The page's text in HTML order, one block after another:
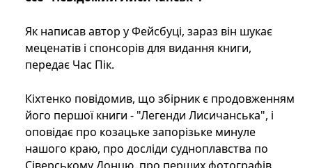
Як написав автор у Фейсбуці, зараз він шукає
меценатів і спонсорів для видання книги,
передає Час Пік.
Кіхтенко повідомив, що збірник є продовженням
його першої книги - "Легенди Лисичанська", і
оповідає про козацьке запорізьке минуле
нашого краю, про досліди судноплавства по